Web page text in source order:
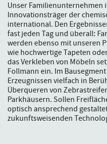
Unser Familienunternehmen
Innovationsträger der
international. Den
fast jeden Tag und überall:
werden ebenso mit unseren
wie hochwertige Tapeten
das Verkleben von Möbeln
Follmann ein. Im
Erzeugnissen vielfach in
Überqueren von
Parkhäusern. Sollen
optisch ansprechend
zukunftsweisenden